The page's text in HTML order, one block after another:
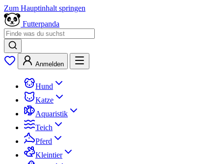
Zum Hauptinhalt springen
Futterpanda
Anmelden
Hund
Katze
Aquaristik
Teich
Pferd
Kleintier